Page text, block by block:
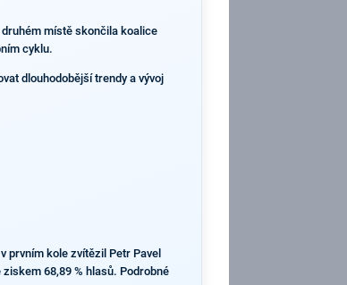
druhém místě skončila koalice
cyklu.
dlouhodobější trendy a vývoj
prvním kole zvítězil Petr Pavel
68,89 % hlasů. Podrobné